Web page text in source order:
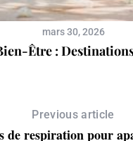
mars 30, 2026
Être :
Previous article
de respiration pour